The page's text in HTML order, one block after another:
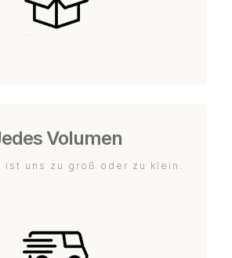
Volumen
ist uns zu groß oder zu klein.